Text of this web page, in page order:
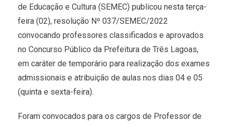
de Educação e Cultura (SEMEC) publicou nesta terça-
feira (02), resolução Nº 037/SEMEC/2022
convocando professores classificados e aprovados
no Concurso Público da Prefeitura de Três Lagoas,
em caráter de temporário para realização dos exames
admissionais e atribuição de aulas nos dias 04 e 05
(quinta e sexta-feira).
Foram convocados para os cargos de Professor de